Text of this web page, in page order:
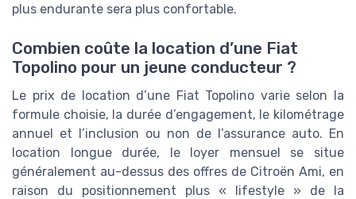
plus endurante sera plus confortable.
Combien coûte la location d’une Fiat
Topolino pour un jeune conducteur ?
Le prix de location d’une Fiat Topolino varie selon la
formule choisie, la durée d’engagement, le kilométrage
annuel et l’inclusion ou non de l’assurance auto. En
location longue durée, le loyer mensuel se situe
généralement au-dessus des offres de Citroën Ami, en
raison du positionnement plus « lifestyle » de la